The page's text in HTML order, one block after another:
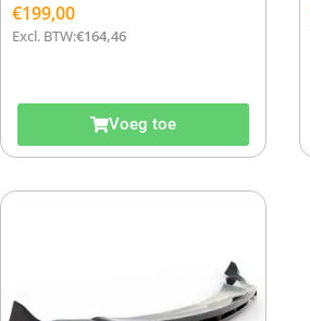
€199,00
Excl. BTW:€164,46
Voeg toe